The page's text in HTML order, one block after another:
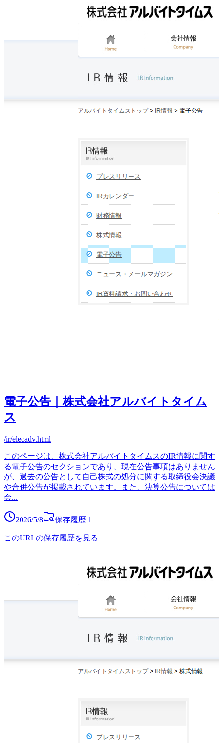
電子公告｜株式会社アルバイトタイム
ス
/ir/elecadv.html
このページは、株式会社アルバイトタイムスのIR情報に関す
る電子公告のセクションであり、現在公告事項はありません
が、過去の公告として自己株式の処分に関する取締役会決議
や合併公告が掲載されています。また、決算公告については
会...
2026/5/8 保存履歴 1
このURLの保存履歴を見る